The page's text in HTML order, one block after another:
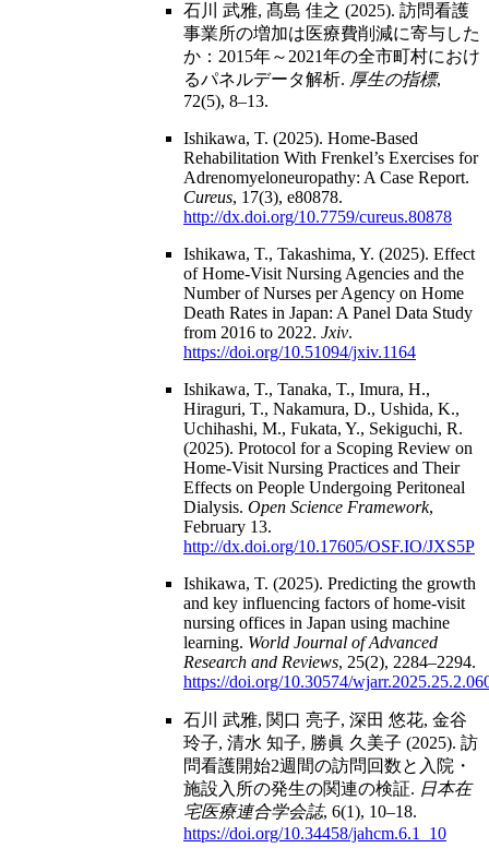
石川 武雅, 髙島 佳之 (2025). 訪問看護
事業所の増加は医療費削減に寄与した
か：2015年～2021年の全市町村におけ
るパネルデータ解析. 厚生の指標,
72(5), 8–13.
Ishikawa, T. (2025). Home-Based
Rehabilitation With Frenkel’s Exercises for
Adrenomyeloneuropathy: A Case Report.
Cureus, 17(3), e80878.
http://dx.doi.org/10.7759/cureus.80878
Ishikawa, T., Takashima, Y. (2025). Effect
of Home-Visit Nursing Agencies and the
Number of Nurses per Agency on Home
Death Rates in Japan: A Panel Data Study
from 2016 to 2022. Jxiv.
https://doi.org/10.51094/jxiv.1164
Ishikawa, T., Tanaka, T., Imura, H.,
Hiraguri, T., Nakamura, D., Ushida, K.,
Uchihashi, M., Fukata, Y., Sekiguchi, R.
(2025). Protocol for a Scoping Review on
Home-Visit Nursing Practices and Their
Effects on People Undergoing Peritoneal
Dialysis. Open Science Framework,
February 13.
http://dx.doi.org/10.17605/OSF.IO/JXS5P
Ishikawa, T. (2025). Predicting the growth
and key influencing factors of home-visit
nursing offices in Japan using machine
learning. World Journal of Advanced
Research and Reviews, 25(2), 2284–2294.
https://doi.org/10.30574/
石川 武雅, 関口 亮子, 深田 悠花, 金谷
玲子, 清水 知子, 勝眞 久美子 (2025). 訪
問看護開始2週間の訪問回数と入院・
施設入所の発生の関連の検証. 日本在
宅医療連合学会誌, 6(1), 10–18.
https://doi.org/10.34458/jahcm.6.1_10